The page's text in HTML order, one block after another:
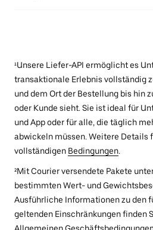
¹Unsere Liefer-API ermöglicht es
transaktionale Erlebnis vollständig
und dem Ort der Bestellung bis hin
oder Kunde sieht. Sie ist ideal für
und App oder für alle, die täglich
abwickeln müssen. Weitere Details
vollständigen Bedingungen.
²Mit Courier versendete Pakete
bestimmten Wert- und
Ausführliche Informationen zu den
geltenden Einschränkungen finden
Allgemeinen